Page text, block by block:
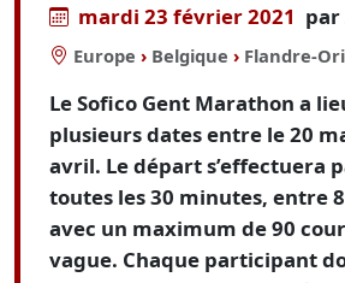
mardi 23 février 2021 par
Europe › Belgique › Flandre-
Le Sofico Gent Marathon a
plusieurs dates entre le 20
avril. Le départ s’effectuera
toutes les 30 minutes, entre
avec un maximum de 90
vague. Chaque participant